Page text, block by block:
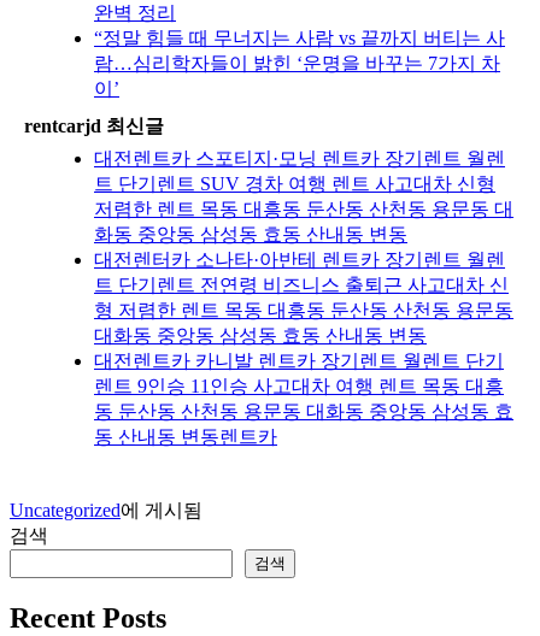
완벽 정리
“정말 힘들 때 무너지는 사람 vs 끝까지 버티는 사
람…심리학자들이 밝힌 ‘운명을 바꾸는 7가지 차
이’
rentcarjd 최신글
대전렌트카 스포티지·모닝 렌트카 장기렌트 월렌
트 단기렌트 SUV 경차 여행 렌트 사고대차 신형
저렴한 렌트 목동 대흥동 둔산동 산천동 용문동 대
화동 중앙동 삼성동 효동 산내동 변동
대전렌터카 소나타·아반테 렌트카 장기렌트 월렌
트 단기렌트 전연령 비즈니스 출퇴근 사고대차 신
형 저렴한 렌트 목동 대흥동 둔산동 산천동 용문동
대화동 중앙동 삼성동 효동 산내동 변동
대전렌트카 카니발 렌트카 장기렌트 월렌트 단기
렌트 9인승 11인승 사고대차 여행 렌트 목동 대흥
동 둔산동 산천동 용문동 대화동 중앙동 삼성동 효
동 산내동 변동렌트카
Uncategorized에 게시됨
검색
검색
Recent Posts